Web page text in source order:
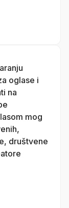
oglase i
na
mog
društvene